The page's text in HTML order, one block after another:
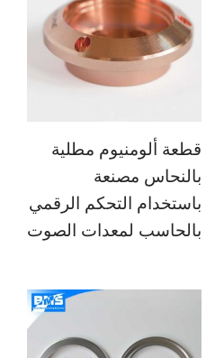
قطعة ألومنيوم مطلية
بالنحاس مصنعة
باستخدام التحكم الرقمي
بالحاسب لمعدات الصوت